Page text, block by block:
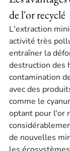
de l'or recyclé
L'extraction
activité très
entraîner la
destruction des
contamination
avec des
comme le
optant pour l'or
de nouvelles